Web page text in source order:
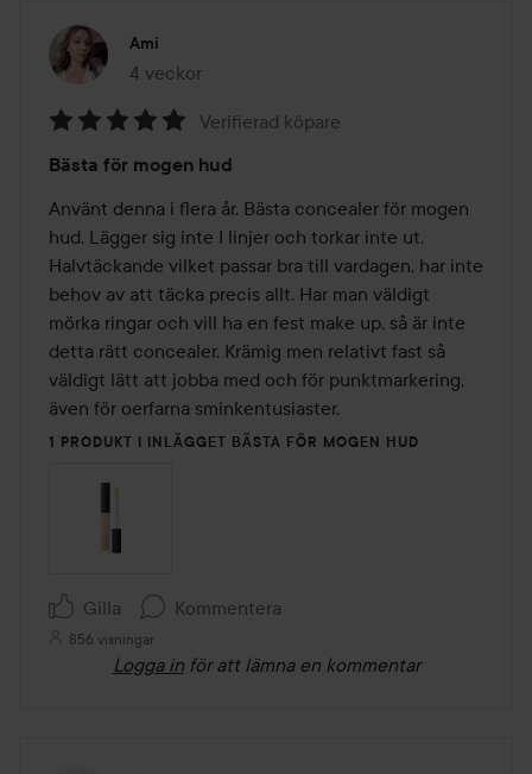
Ami
4 veckor
Inlägget skapades 4 veckor
5
av
5
Verifierad köpare
Bästa för mogen hud
Använt denna i flera år. Bästa concealer för mogen
hud. Lägger sig inte I linjer och torkar inte ut.
Halvtäckande vilket passar bra till vardagen, har inte
behov av att täcka precis allt. Har man väldigt
mörka ringar och vill ha en fest make up, så är inte
detta rätt concealer. Krämig men relativt fast så
väldigt lätt att jobba med och för punktmarkering,
även för oerfarna sminkentusiaster.
1 PRODUKT I INLÄGGET BÄSTA FÖR MOGEN HUD
Gilla Kommentera
856 visningar
Logga in för att lämna en kommentar